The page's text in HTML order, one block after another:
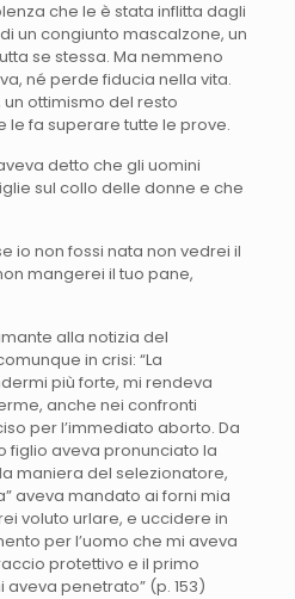
che le è stata inflitta dagli
un congiunto mascalzone, un
se stessa. Ma nemmeno
né perde fiducia nella vita.
ottimismo del resto
fa superare tutte le prove.
detto che gli uomini
sul collo delle donne e che
io non fossi nata non vedrei il
mangerei il tuo pane,
alla notizia del
in crisi: “La
più forte, mi rendeva
anche nei confronti
per l’immediato aborto. Da
figlio aveva pronunciato la
maniera del selezionatore,
aveva mandato ai forni mia
voluto urlare, e uccidere in
per l’uomo che mi aveva
protettivo e il primo
penetrato” (p. 153)